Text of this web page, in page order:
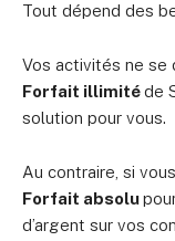
Tout dépend des
Vos activités ne se
Forfait illimitéde
solution pour vous.
Au contraire, si
Forfait absolu
d’argent sur vos